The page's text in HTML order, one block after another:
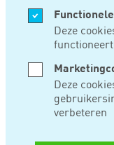
Deze
functioneert
Deze
verbeteren
MEI 03, 2022
DOOR